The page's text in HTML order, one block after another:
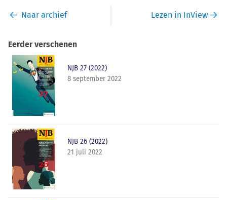
Naar archief Lezen in InView
Eerder verschenen
NJB 27 (2022)
8 september 2022
NJB 26 (2022)
21 juli 2022